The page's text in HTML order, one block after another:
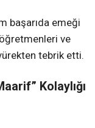
başarıda emeği
ve
tebrik etti.
Kolaylığı